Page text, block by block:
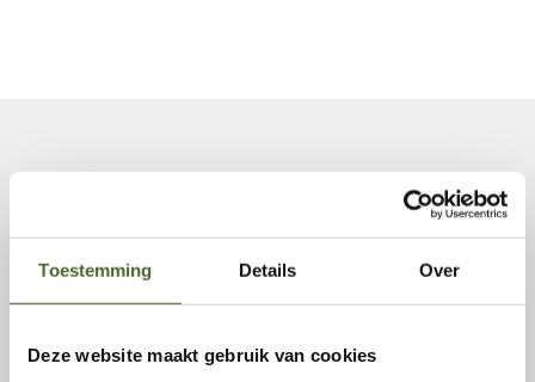
Toestemming Details Over
Deze website maakt gebruik van cookies
Onze referenties